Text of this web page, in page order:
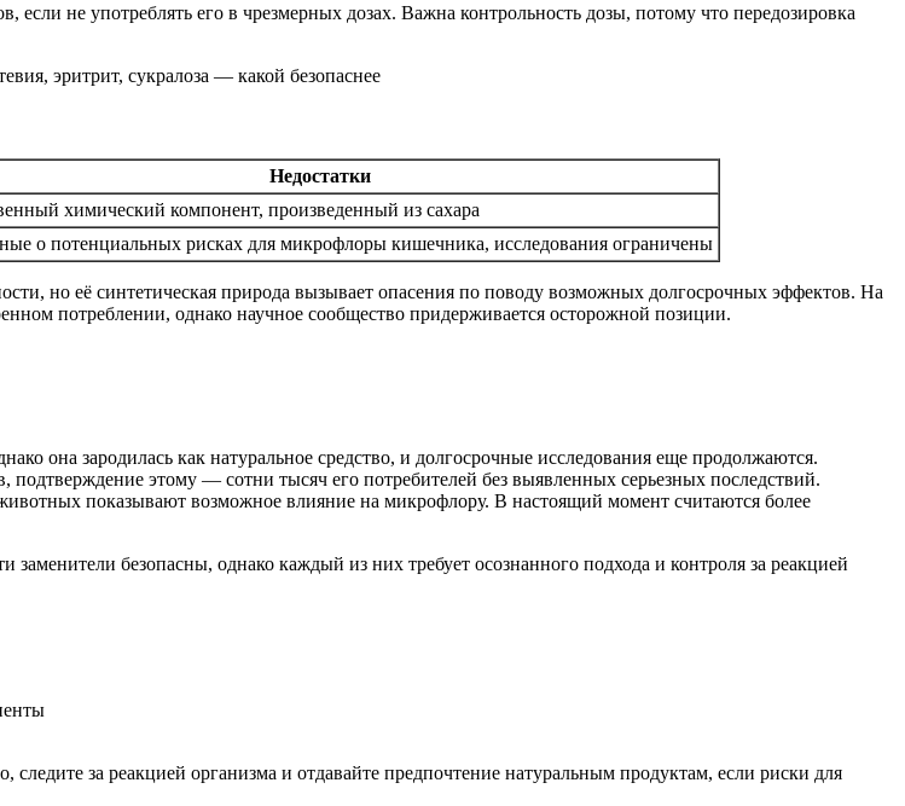
если не употреблять его в чрезмерных дозах. Важна контрольность дозы, потому что передозировка
Недостатки
химический компонент, произведенный из сахара
о потенциальных рисках для микрофлоры кишечника, исследования ограничены
но её синтетическая природа вызывает опасения по поводу возможных долгосрочных эффектов. На
потреблении, однако научное сообщество придерживается осторожной позиции.
она зародилась как натуральное средство, и долгосрочные исследования еще продолжаются.
этому — сотни тысяч его потребителей без выявленных серьезных последствий.
показывают возможное влияние на микрофлору. В настоящий момент считаются более
безопасны, однако каждый из них требует осознанного подхода и контроля за реакцией
за реакцией организма и отдавайте предпочтение натуральным продуктам, если риски для